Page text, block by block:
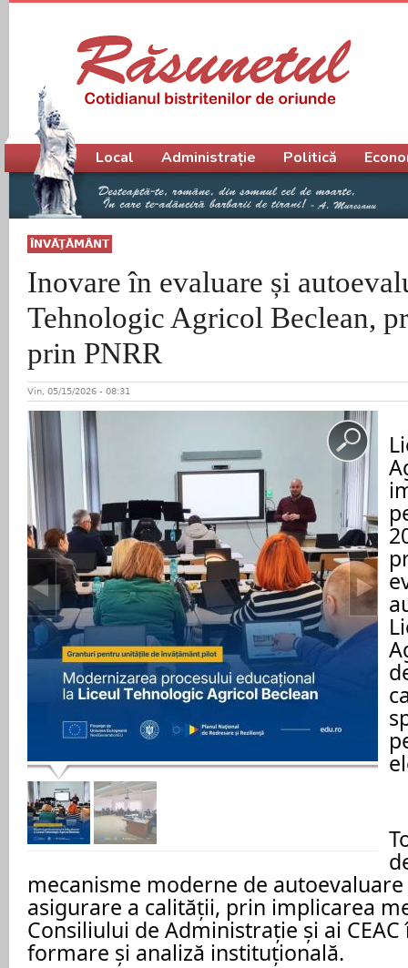
ÎNVĂŢĂMÂNT
Inovare în evaluare și
Tehnologic Agricol Beclean,
prin PNRR
Vin, 05/15/2026 - 08:31
mecanisme moderne de
asigurare a calității, prin implicarea
Consiliului de Administrație și ai
formare și analiză instituțională.
Meniu principal
Local Administrație Politică